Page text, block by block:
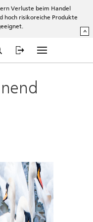
Verluste beim Handel
risikoreiche Produkte
^